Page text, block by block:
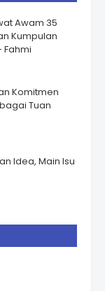
Awam 35
Kumpulan
Fahmi
Komitmen
Tuan
Idea, Main Isu